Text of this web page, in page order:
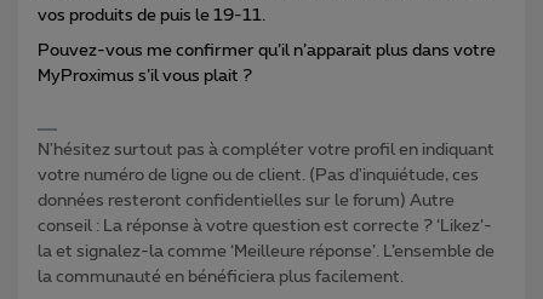
vos produits de puis le 19-11.
Pouvez-vous me confirmer qu’il n’apparait plus dans votre
MyProximus s’il vous plait ?
N'hésitez surtout pas à compléter votre profil en indiquant
votre numéro de ligne ou de client. (Pas d'inquiétude, ces
données resteront confidentielles sur le forum) Autre
conseil : La réponse à votre question est correcte ? ‘Likez’-
la et signalez-la comme ‘Meilleure réponse’. L’ensemble de
la communauté en bénéficiera plus facilement.